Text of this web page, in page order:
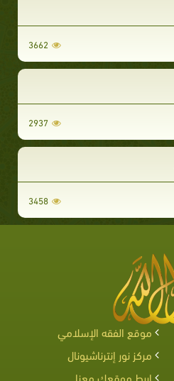
3662
2937
3458
موقع الفقه الإسلامي
مركز نور إنترناشيونال
اربط موقعك معنا